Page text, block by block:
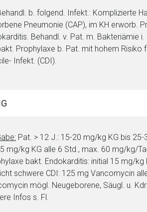
b. folgend. Infekt.: Komplizierte
Pneumonie (CAP), im KH erworb.
Behandl. v. Pat. m. Bakteriämie
Prophylaxe b. Pat. mit hohem Risiko
Infekt. (CDI).
Pat. > 12 J.: 15-20 mg/kg KG bis
mg/kg KG alle 6 Std., max. 60 mg/kg/
bakt. Endokarditis: initial 15 mg/
schwere CDI: 125 mg Vancomycin
mögl. Neugeborene, Säugl. u.
Infos s. Fl.